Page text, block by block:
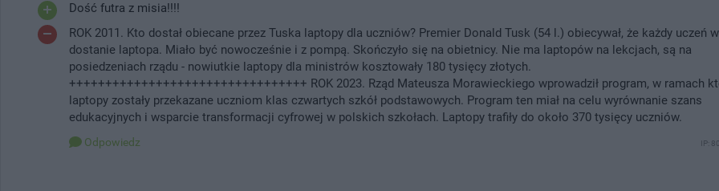
Dość futra z misia!!!!
ROK 2011. Kto dostał obiecane przez Tuska laptopy dla uczniów? Premier Donald Tusk (54 l.) obiecywał, że każdy uczeń
dostanie laptopa. Miało być nowocześnie i z pompą. Skończyło się na obietnicy. Nie ma laptopów na lekcjach, są na
posiedzeniach rządu - nowiutkie laptopy dla ministrów kosztowały 180 tysięcy złotych.
+++++++++++++++++++++++++++++++++ ROK 2023. Rząd Mateusza Morawieckiego wprowadził program, w ramach
laptopy zostały przekazane uczniom klas czwartych szkół podstawowych. Program ten miał na celu wyrównanie szans
edukacyjnych i wsparcie transformacji cyfrowej w polskich szkołach. Laptopy trafiły do około 370 tysięcy uczniów.
Odpowiedz IP: